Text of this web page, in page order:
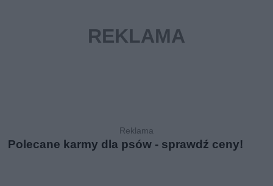
Polecane karmy dla psów - sprawdź ceny!